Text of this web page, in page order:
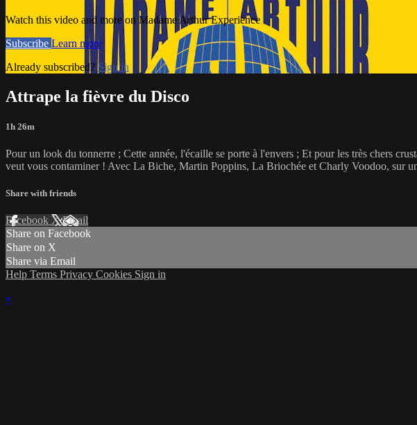
Watch this video and more on Madame Arthur Experience
Subscribe Learn more
Already subscribed?Sign in
Attrape la fièvre du Disco
1h 26m
Pour un look du tonnerre ; Cette année, l'écaille se porte à l'envers ; Et pour les très chers
veut vous contaminer ! Avec La Biche, Martin Poppins, La Briochée et Charly Voodoo, sur
Share with friends
Facebook XEmail
Share on Facebook
Share on X
Share via Email
Help Terms Privacy Cookies Sign in
×